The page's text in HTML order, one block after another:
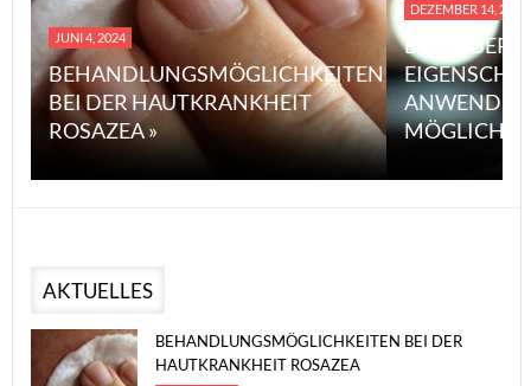
JUNI 4, 2024
BEHANDLUNGSMÖGLICHKEITEN
BEI DER HAUTKRANKHEIT
ROSAZEA »
DEZEMBER 14, 2023
EINE
MÖGLICHE
AKTUELLES
BEHANDLUNGSMÖGLICHKEITEN BEI DER
HAUTKRANKHEIT ROSAZEA